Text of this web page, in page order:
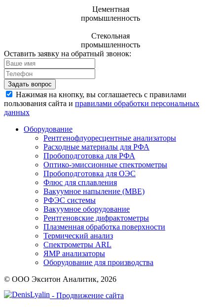
Цементная
промышленность
Стекольная
промышленность
Оставить заявку на обратный звонок:
Задать вопрос
Нажимая на кнопку, вы соглашаетесь с правилами
пользования сайта и правилами обработки персональных
данных
Оборудование
Рентгенофлуоресцентные анализаторы
Расходные материалы для РФА
Пробоподготовка для РФА
Оптико-эмиссионные спектрометры
Пробоподготовка для ОЭС
Флюс для сплавления
Вакуумное напыление (MBE)
РФЭС системы
Вакуумное оборудование
Рентгеновские дифрактометры
Плазменная обработка поверхности
Термический анализ
Спектрометры ARL
ЯМР анализаторы
Оборудование для производства
© ООО Экситон Аналитик, 2026
- Продвижение сайта